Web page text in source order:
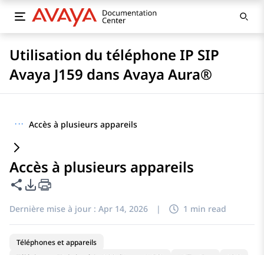
Utilisation du téléphone IP SIP
Avaya J159 dans Avaya Aura®
··· Accès à plusieurs appareils
Accès à plusieurs appareils
Partager cette page
Options d'exportation PDF
Dernière mise à jour : Apr 14, 2026 | 1 min read
Téléphones et appareils